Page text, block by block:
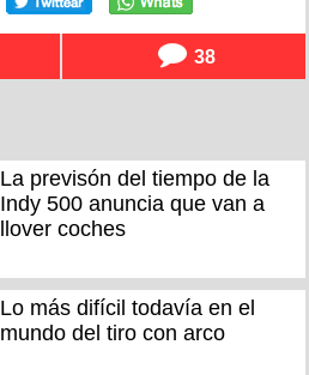
38
La previsón del tiempo de la
Indy 500 anuncia que van a
llover coches
Lo más difícil todavía en el
mundo del tiro con arco